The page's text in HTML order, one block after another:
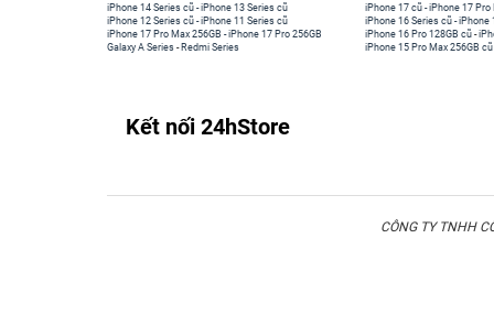
iPhone 14 Series cũ -iPhone 13 Series cũ
iPhone 12 Series cũ -iPhone 11 Series cũ
iPhone 17 Pro Max 256GB -iPhone 17 Pro 256GB
Galaxy A Series - Redmi Series
iPhone 17 cũ -iPhone 17 Pro
iPhone 16 Series cũ - iPhone
iPhone 16 Pro 128GB cũ -
iPhone 15 Pro Max 256GB cũ
Kết nối 24hStore
CÔNG TY TNHH